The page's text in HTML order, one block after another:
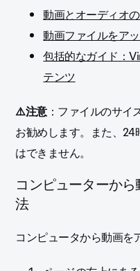
動画とオーディオ
動画ファイルをア
包括的なガイド：
テンツ
⚠️注意：ファイルのサイ
お勧めします。また、
はできません。
コンピューターか
法
コンピュータから動画を